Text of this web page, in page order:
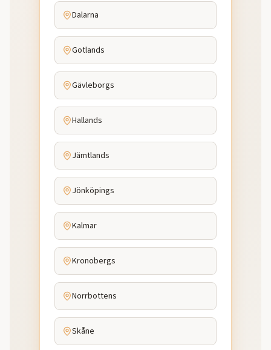
Dalarna
Gotlands
Gävleborgs
Hallands
Jämtlands
Jönköpings
Kalmar
Kronobergs
Norrbottens
Skåne